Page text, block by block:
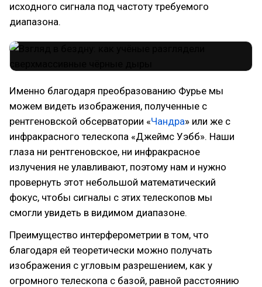
исходного сигнала под частоту требуемого
диапазона.
Именно благодаря преобразованию Фурье мы
можем видеть изображения, полученные с
рентгеновской обсерватории «Чандра» или же с
инфракрасного телескопа «Джеймс Уэбб». Наши
глаза ни рентгеновское, ни инфракрасное
излучения не улавливают, поэтому нам и нужно
провернуть этот небольшой математический
фокус, чтобы сигналы с этих телескопов мы
смогли увидеть в видимом диапазоне.
Преимущество интерферометрии в том, что
благодаря ей теоретически можно получать
изображения с угловым разрешением, как у
огромного телескопа с базой, равной расстоянию